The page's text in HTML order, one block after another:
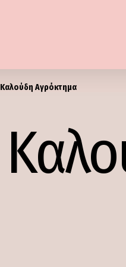
Καλούδη Αγρόκτημα